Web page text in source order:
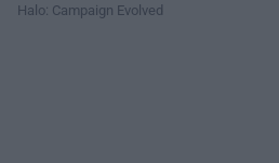
Halo: Campaign Evolved